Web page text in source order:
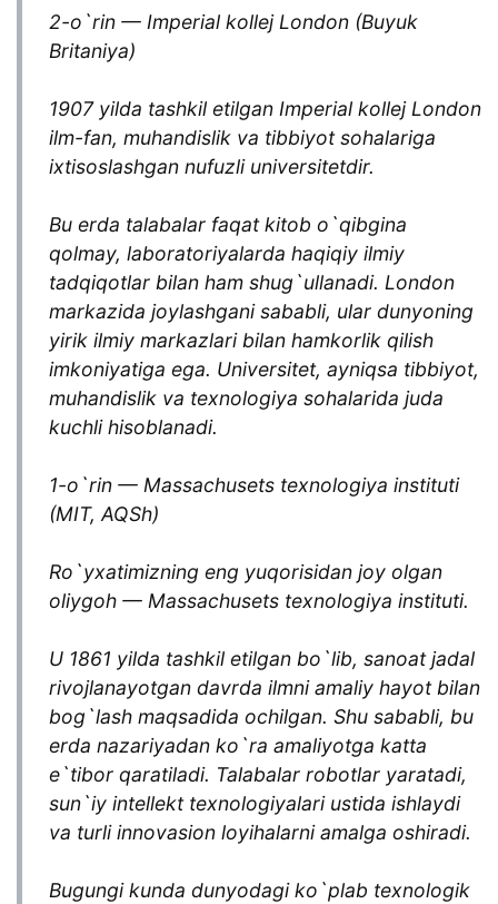
2-o`rin — Imperial kollej London (Buyuk
Britaniya)
1907 yilda tashkil etilgan Imperial kollej London
ilm-fan, muhandislik va tibbiyot sohalariga
ixtisoslashgan nufuzli universitetdir.
Bu erda talabalar faqat kitob o`qibgina
qolmay, laboratoriyalarda haqiqiy ilmiy
tadqiqotlar bilan ham shug`ullanadi. London
markazida joylashgani sababli, ular dunyoning
yirik ilmiy markazlari bilan hamkorlik qilish
imkoniyatiga ega. Universitet, ayniqsa tibbiyot,
muhandislik va texnologiya sohalarida juda
kuchli hisoblanadi.
1-o`rin — Massachusets texnologiya instituti
(MIT, AQSh)
Ro`yxatimizning eng yuqorisidan joy olgan
oliygoh — Massachusets texnologiya instituti.
U 1861 yilda tashkil etilgan bo`lib, sanoat jadal
rivojlanayotgan davrda ilmni amaliy hayot bilan
bog`lash maqsadida ochilgan. Shu sababli, bu
erda nazariyadan ko`ra amaliyotga katta
e`tibor qaratiladi. Talabalar robotlar yaratadi,
sun`iy intellekt texnologiyalari ustida ishlaydi
va turli innovasion loyihalarni amalga oshiradi.
Bugungi kunda dunyodagi ko`plab texnologik